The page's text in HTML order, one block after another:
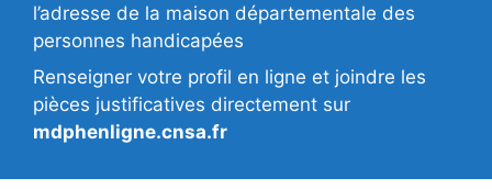
l’adresse de la maison départementale des
personnes handicapées
Renseigner votre profil en ligne et joindre les
pièces justificatives directement sur
mdphenligne.cnsa.fr